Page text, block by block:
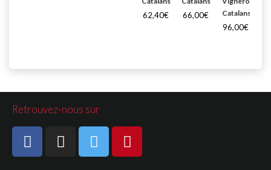
62,40€ 66,00€
Catalans
96,00€
Retrouvez-nous sur